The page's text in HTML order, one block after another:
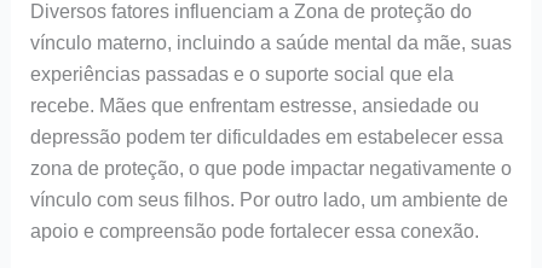
Diversos fatores influenciam a Zona de proteção do
vínculo materno, incluindo a saúde mental da mãe, suas
experiências passadas e o suporte social que ela
recebe. Mães que enfrentam estresse, ansiedade ou
depressão podem ter dificuldades em estabelecer essa
zona de proteção, o que pode impactar negativamente o
vínculo com seus filhos. Por outro lado, um ambiente de
apoio e compreensão pode fortalecer essa conexão.